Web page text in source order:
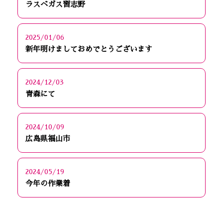
ラスベガス習志野
2025/01/06
新年明けましておめでとうございます
2024/12/03
青森にて
2024/10/09
広島県福山市
2024/05/19
今年の作業着